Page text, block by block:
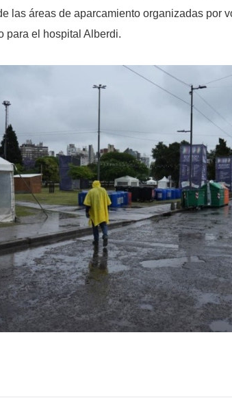
las áreas de aparcamiento organizadas por
para el hospital Alberdi.